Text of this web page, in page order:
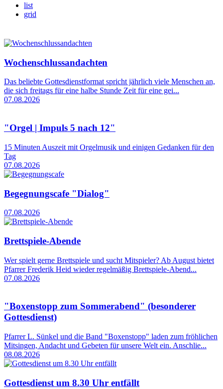
list
grid
Wochenschlussandachten
Das beliebte Gottesdienstformat spricht jährlich viele Menschen an,
die sich freitags für eine halbe Stunde Zeit für eine gei...
07.08.2026
"Orgel | Impuls 5 nach 12"
15 Minuten Auszeit mit Orgelmusik und einigen Gedanken für den
Tag
07.08.2026
Begegnungscafe "Dialog"
07.08.2026
Brettspiele-Abende
Wer spielt gerne Brettspiele und sucht Mitspieler? Ab August bietet
Pfarrer Frederik Heid wieder regelmäßig Brettspiele-Abend...
07.08.2026
"Boxenstopp zum Sommerabend" (besonderer
Gottesdienst)
Pfarrer L. Sünkel und die Band "Boxenstopp" laden zum fröhlichen
Mitsingen, Andacht und Gebeten für unsere Welt ein. Anschlie...
08.08.2026
Gottesdienst um 8.30 Uhr entfällt